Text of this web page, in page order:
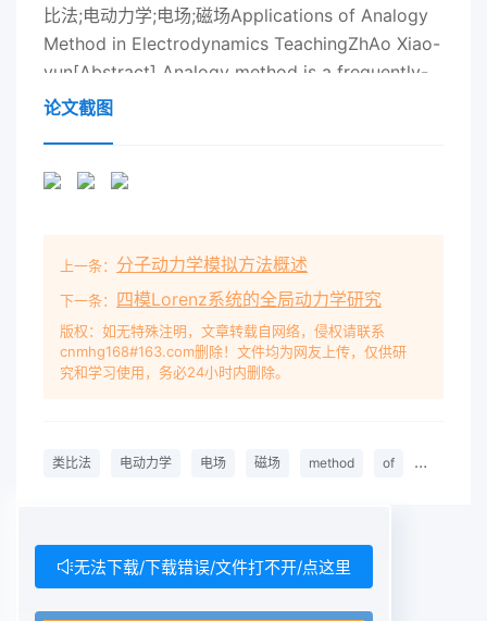
比法;电动力学;电场;磁场Applications of Analogy
Method in Electrodynamics TeachingZhAo Xiao-
yun[Abstract] Analogy method is a frequently-
used teaching method. If properly used in
ween the electrostatic field and magneto static
the scalar potential and the vector potentialof
the electromagnetic field By analogy, students
can further understand physics conceptsI Key
words] method of analogy; electrodynamics;
electric field; magnetic field中图分类号〕
电磁波的问题,又能授以他们思考问题、解决问题的
相关。综合电动电磁学的最高成就,它是在电磁学的
基础上更系力学教学内容来看,类比法就是一种很好
的教学统、更深入、更严密地阐述了电磁场的基本属
论文截图
上一条： 分子动力学模拟方法概述
下一条： 四模Lorenz系统的全局动力学研究
版权：如无特殊注明，文章转载自网络，侵权请联系
cnmhg168#163.com删除！文件均为网友上传，仅供研
究和学习使用，务必24小时内删除。
类比法 电动力学 电场 磁场 method of analogy
无法下载/下载错误/文件打不开/点这里